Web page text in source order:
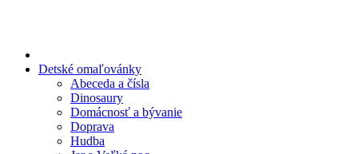
Detské omaľovánky
Abeceda a čísla
Dinosaury
Domácnosť a bývanie
Doprava
Hudba